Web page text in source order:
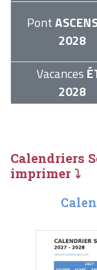
Pont
2028
Vacances
2028
Calendriers
imprimer ⤵